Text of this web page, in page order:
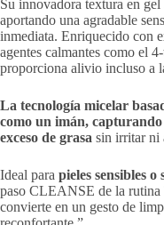
Su innovadora textura en
aportando una agradable
inmediata. Enriquecido con
agentes calmantes como el
proporciona alivio incluso a
La tecnología micelar
como un imán,
exceso de grasa sin irritar ni
Ideal para pieles sensibles o
paso CLEANSE de la
convierte en un gesto de